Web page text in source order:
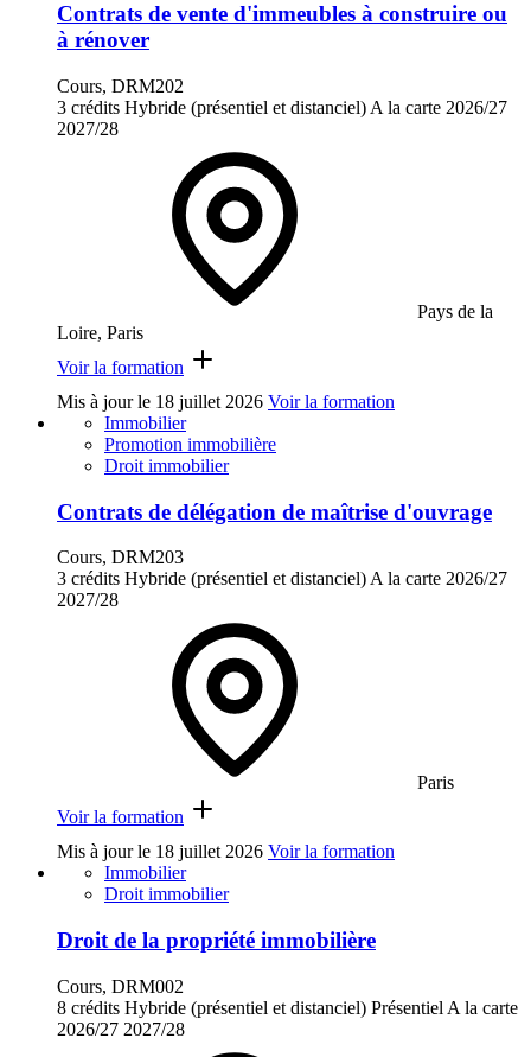
Contrats de vente d'immeubles à construire ou
à rénover
Cours, DRM202
3 crédits Hybride (présentiel et distanciel) A la carte 2026/27
2027/28
Pays de la
Loire, Paris
Voir la formation
Mis à jour le 18 juillet 2026 Voir la formation
Immobilier
Promotion immobilière
Droit immobilier
Contrats de délégation de maîtrise d'ouvrage
Cours, DRM203
3 crédits Hybride (présentiel et distanciel) A la carte 2026/27
2027/28
Paris
Voir la formation
Mis à jour le 18 juillet 2026 Voir la formation
Immobilier
Droit immobilier
Droit de la propriété immobilière
Cours, DRM002
8 crédits Hybride (présentiel et distanciel) Présentiel A la carte
2026/27 2027/28